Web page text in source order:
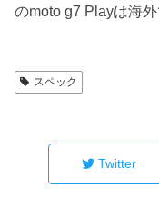
のmoto g7 Playは海
スペック
Twitter